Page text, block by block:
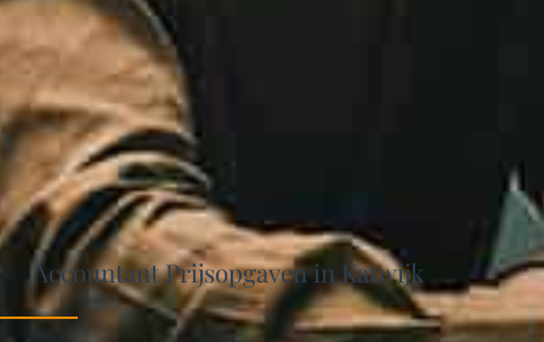
Accountant Prijsopgaven in Katwijk